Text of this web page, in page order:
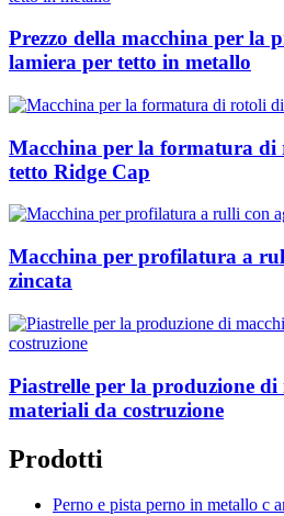
Prezzo della macchina per la
lamiera per tetto in metallo
Macchina per la formatura di
tetto Ridge Cap
Macchina per profilatura a
zincata
Piastrelle per la produzione
materiali da costruzione
Prodotti
Perno e pista perno in metallo c